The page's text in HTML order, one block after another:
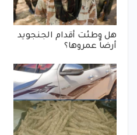
هل وطئت أقدام الجنجويد
أرضاً عمروها؟